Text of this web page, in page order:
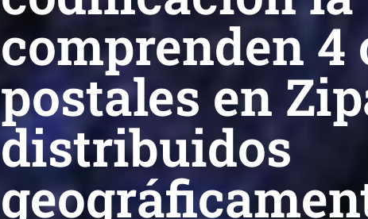
comprenden 4
postales en
distribuidos